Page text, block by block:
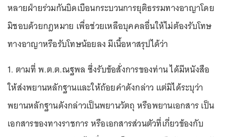
หลายฝ่ายร่วมกันบิดเบือนกระบวนการยุติธรรมทางอาญาโดย
มิชอบด้วยกฎหมาย เพื่อช่วยเหลือบุคคลอื่นให้ไม่ต้องรับโทษ
ทางอาญาหรือรับโทษน้อยลง มีเนื้อหาสรุปได้ว่า
1. ตามที่ พ.ต.ต.ณฐพล ซึ่งรับข้อสั่งการของท่าน ได้มีหนังสือ
ให้ส่งพยานหลักฐานและให้ถ้อยคำดังกล่าว แต่มิได้ระบุว่า
พยานหลักฐานดังกล่าวเป็นพยานวัตถุ หรือพยานเอกสาร เป็น
เอกสารของทางราชการ หรือเอกสารส่วนตัวที่เกี่ยวข้องกับ